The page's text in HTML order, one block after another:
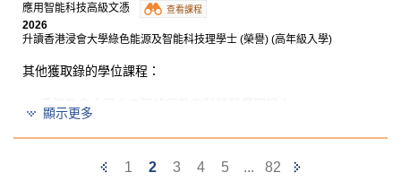
應用智能科技高級文憑
查看課程
2026
升讀香港浸會大學綠色能源及智能科技理學士 (榮譽) (高年級入學)
其他獲取錄的學位課程：
香港教育大學人工智能與教育科技榮譽理學士
應用智能科技高級文憑課程不但讓我奠定了編程及網絡
顯示更多
Previous
1 2 3 4 5 ... 82